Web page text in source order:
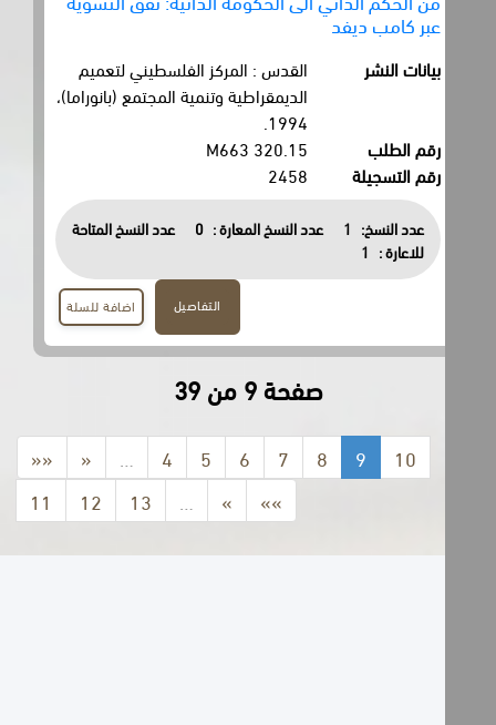
عبر كامب ديفد
بيانات النشر
القدس : المركز الفلسطيني لتعميم
الديمقراطية وتنمية المجتمع (بانوراما)،
رقم الطلب
320.15 M663
رقم التسجيلة
2458
عدد النسخ: 1 عدد النسخ المعارة : 0
عدد النسخ المتاحة
للاعارة :
1
اضافة للسلة
صفحة 9 من 39
«« … 9
11
12 … »